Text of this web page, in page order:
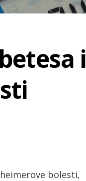
i
bolesti,